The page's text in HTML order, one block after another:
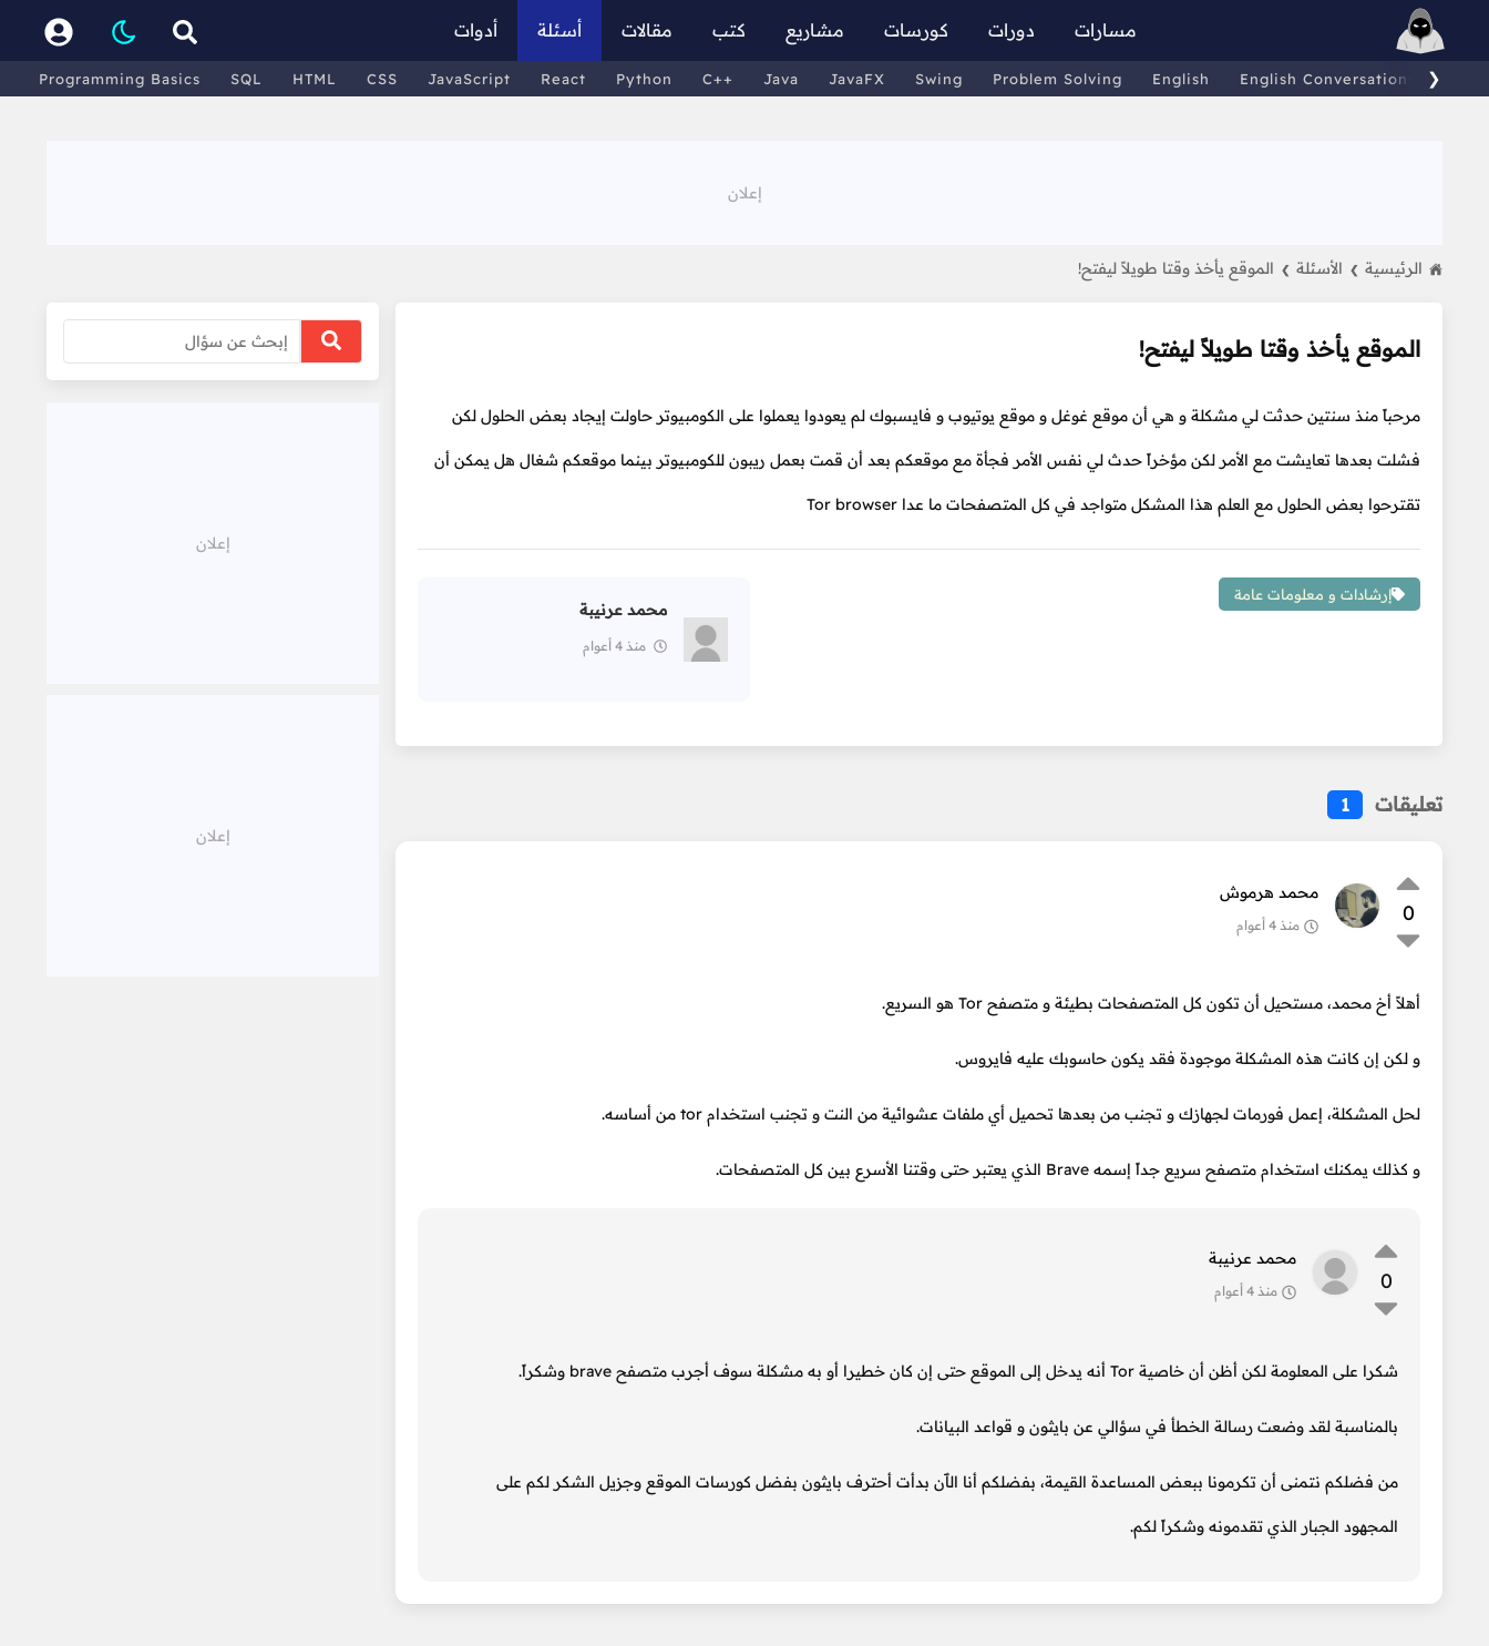
مسارات دورات كورسات مشاريع كتب مقالات أسئلة أدوات
Programming Basics SQL HTML CSS JavaScript React Python C++ Java JavaFX Swing Problem Solving English English Conversations ❯
الرئيسية ❯ الأسئلة ❯ الموقع يأخذ وقتا طويلاً ليفتح!
الموقع يأخذ وقتا طويلاً ليفتح!
مرحباً منذ سنتين حدثت لي مشكلة و هي أن موقع غوغل و موقع يوتيوب و فايسبوك لم يعودوا يعملوا على الكومبيوتر حاولت إيجاد بعض الحلول لكن
فشلت بعدها تعايشت مع الأمر لكن مؤخراً حدث لي نفس الأمر فجأة مع موقعكم بعد أن قمت بعمل ريبون للكومبيوتر بينما موقعكم شغال هل يمكن أن
تقترحوا بعض الحلول مع العلم هذا المشكل متواجد في كل المتصفحات ما عدا Tor browser
إرشادات و معلومات عامة
محمد عرنيبة
منذ 4 أعوام
تعليقات 1
0
محمد هرموش
منذ 4 أعوام
أهلاً أخ محمد، مستحيل أن تكون كل المتصفحات بطيئة و متصفح Tor هو السريع.
و لكن إن كانت هذه المشكلة موجودة فقد يكون حاسوبك عليه فايروس.
لحل المشكلة، إعمل فورمات لجهازك و تجنب من بعدها تحميل أي ملفات عشوائية من النت و تجنب استخدام tor من أساسه.
و كذلك يمكنك استخدام متصفح سريع جداً إسمه Brave الذي يعتبر حتى وقتنا الأسرع بين كل المتصفحات.
0
محمد عرنيبة
منذ 4 أعوام
شكرا على المعلومة لكن أظن أن خاصية Tor أنه يدخل إلى الموقع حتى إن كان خطيرا أو به مشكلة سوف أجرب متصفح brave وشكراً.
بالمناسبة لقد وضعت رسالة الخطأ في سؤالي عن بايثون و قواعد البيانات.
من فضلكم نتمنى أن تكرمونا ببعض المساعدة القيمة، بفضلكم أنا الٱن بدأت أحترف بايثون بفضل كورسات الموقع وجزيل الشكر لكم على
المجهود الجبار الذي تقدمونه وشكراً لكم.